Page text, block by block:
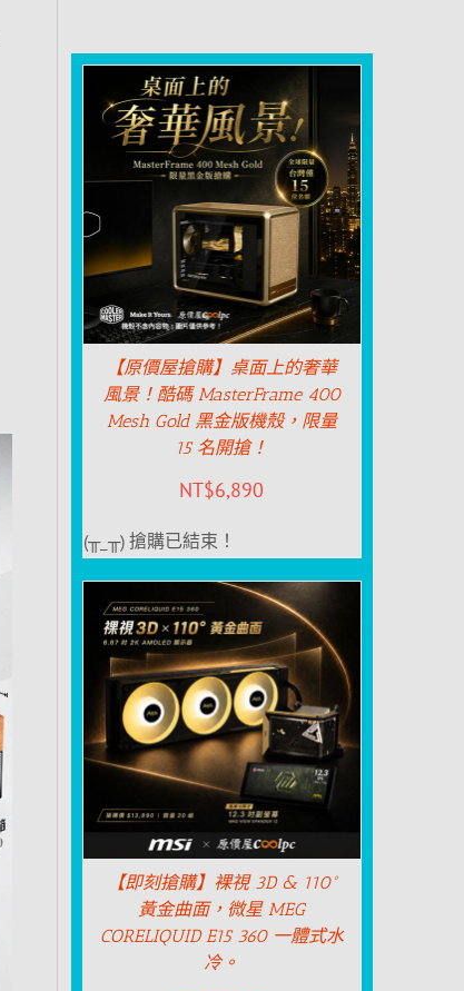
【原價屋搶購】桌面上的奢華
風景！酷碼 MasterFrame 400
Mesh Gold 黑金版機殼，限量
15 名開搶！
NT$6,890
(╥_╥) 搶購已結束！
【即刻搶購】裸視 3D & 110°
黃金曲面，微星 MEG
CORELIQUID E15 360 一體式水
冷。